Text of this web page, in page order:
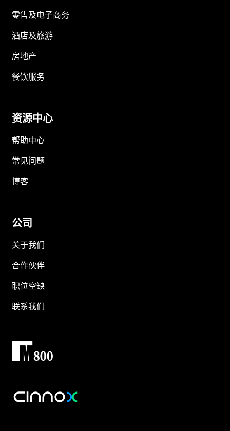
零售及电子商务
酒店及旅游
房地产
餐饮服务
资源中心
帮助中心
常见问题
博客
公司
关于我们
合作伙伴
职位空缺
联系我们